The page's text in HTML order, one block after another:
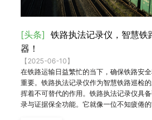
[头条]
铁路执法记录仪，智慧铁
器！
【2025-06-10】
在铁路运输日益繁忙的当下，确保铁路安
重要。铁路执法记录仪作为智慧铁路巡检
挥着不可替代的作用。铁路执法记录仪具
录与证据保全功能。它就像一位不知疲倦的